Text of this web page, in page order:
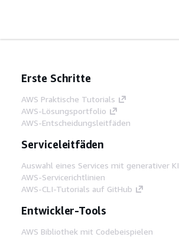
Erste Schritte
AWS Praktische Tutorials
AWS-Lösungsportfolio
AWS-Entscheidungsleitfäden
Serviceleitfäden
Auswahl eines Services mit generativer KI
AWS-Servicerichtlinien
AWS-CLI-Tutorials auf GitHub
Entwickler-Tools
AWS Bibliothek mit Codebeispielen